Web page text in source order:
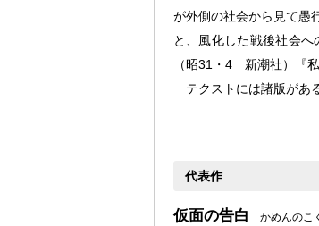
が外側の社会から見て愚
と、風化した戦後社会
（昭31・4 新潮社）『
テクストには諸版があ
代表作
仮面の告白 かめんのこ